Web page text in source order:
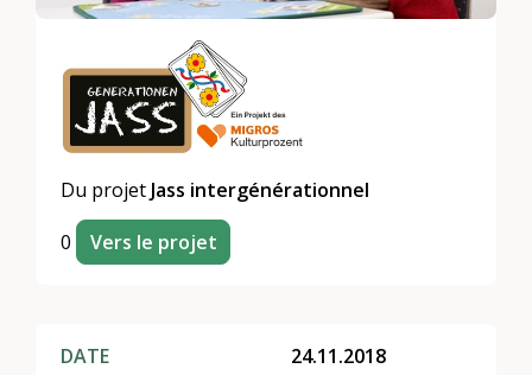
Du projet Jass intergénérationnel
0 Vers le projet
DATE
24.11.2018